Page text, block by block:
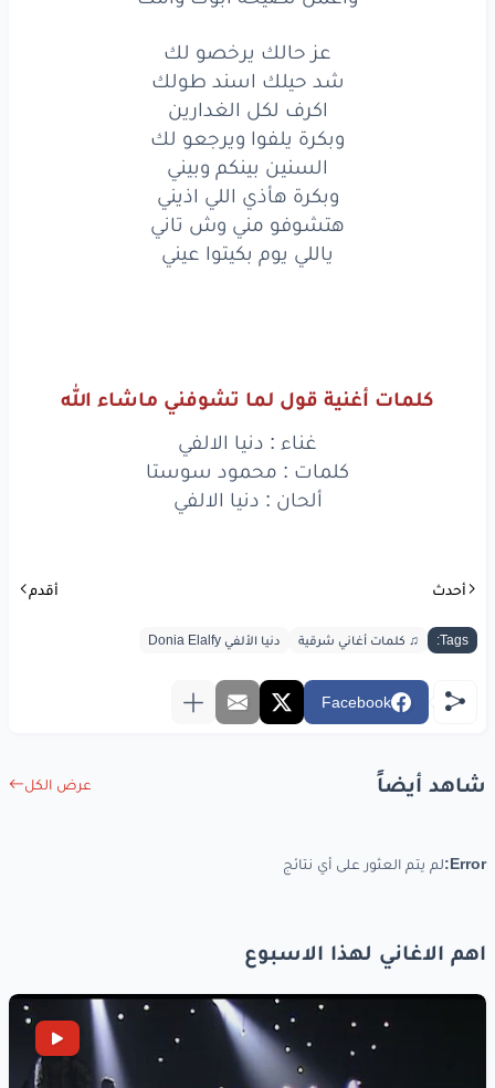
شدحيلك اسندطولك
اكرفلكلالغدارين
وبكرةيلفواويرجعو
السنين بينكم وبيني
وبكرةهأذياللي اذيني
www.lyrics-arabic.com
عز حالك يرخصو لك
شد حيلك اسند طولك
اكرف لكل الغدارين
وبكرة يلفوا ويرجعو لك
السنين بينكم وبيني
وبكرة هأذي اللي اذيني
هتشوفو مني وش تاني
ياللي يوم بكيتوا عيني
كلمات أغنية قول لما تشوفني ماشاء الله
غناء : دنيا الالفي
كلمات : محمود سوستا
ألحان : دنيا الالفي
أحدث أقدم
Tags: ♫ كلمات أغاني شرقية دنيا الألفي Donia Elalfy
Facebook
شاهد أيضاً عرض الكل
Error: لم يتم العثور على أي نتائج
اهم الاغاني لهذا الاسبوع